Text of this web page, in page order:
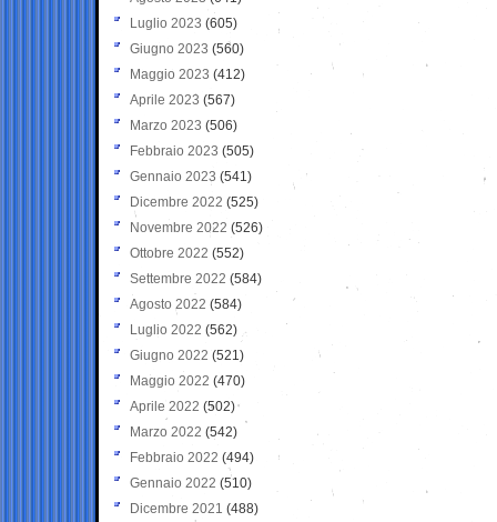
Luglio 2023 (605)
Giugno 2023 (560)
Maggio 2023 (412)
Aprile 2023 (567)
Marzo 2023 (506)
Febbraio 2023 (505)
Gennaio 2023 (541)
Dicembre 2022 (525)
Novembre 2022 (526)
Ottobre 2022 (552)
Settembre 2022 (584)
Agosto 2022 (584)
Luglio 2022 (562)
Giugno 2022 (521)
Maggio 2022 (470)
Aprile 2022 (502)
Marzo 2022 (542)
Febbraio 2022 (494)
Gennaio 2022 (510)
Dicembre 2021 (488)